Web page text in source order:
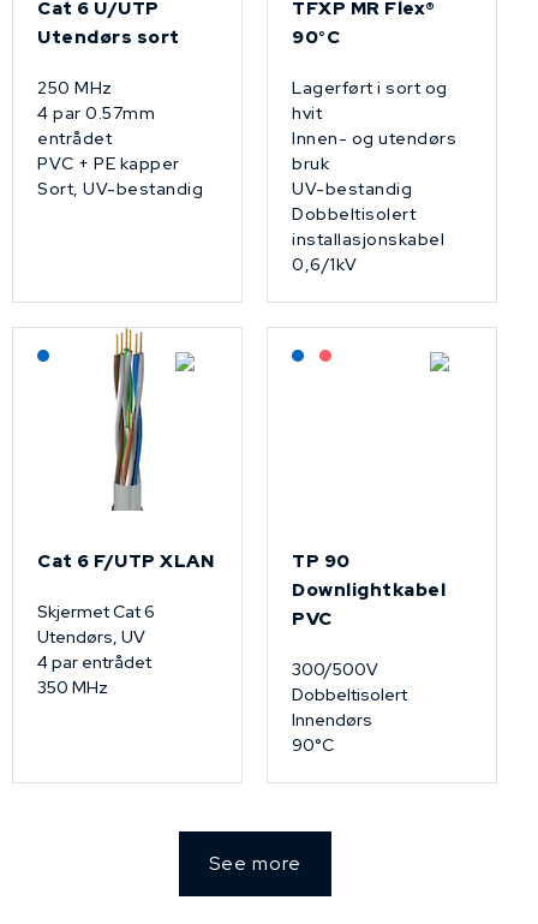
Cat 6 U/UTP
Utendørs sort
250 MHz
4 par 0.57mm
entrådet
PVC + PE kapper
Sort, UV-bestandig
TFXP MR Flex®
90°C
Lagerført i sort og
hvit
Innen- og utendørs
bruk
UV-bestandig
Dobbeltisolert
installasjonskabel
0,6/1kV
Lagerført: NEK Kabel
Cat 6 F/UTP XLAN
Skjermet Cat 6
Utendørs, UV
4 par entrådet
350 MHz
Lagerført: NEK Kabel
På forespørsel
TP 90
Downlightkabel
PVC
300/500V
Dobbeltisolert
Innendørs
90°C
See more